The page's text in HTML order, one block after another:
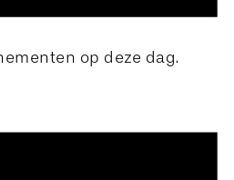
op deze dag.